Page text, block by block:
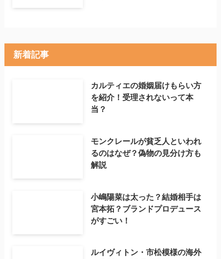
新着記事
カルティエの婚姻届けもらい方
を紹介！受理されないって本
当？
モンクレールが貧乏人といわれ
るのはなぜ？偽物の見分け方も
解説
小嶋陽菜は太った？結婚相手は
宮本拓？ブランドプロデュース
がすごい！
ルイヴィトン・市松模様の海外